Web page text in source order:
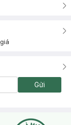
Gửi